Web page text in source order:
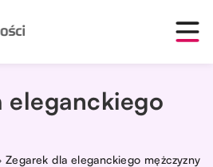
eleganckiego
Zegarek dla eleganckiego mężczyzny